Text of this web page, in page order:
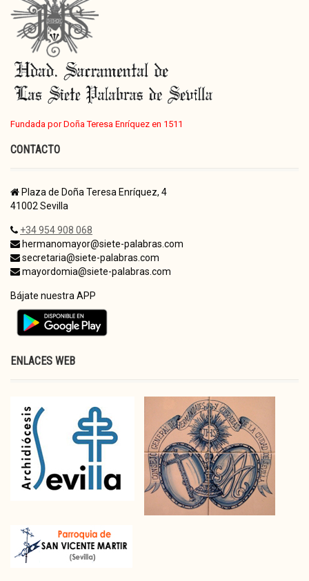
Fundada por Doña Teresa Enríquez en 1511
CONTACTO
Plaza de Doña Teresa Enríquez, 4
41002 Sevilla
+34 954 908 068
hermanomayor@siete-palabras.com
secretaria@siete-palabras.com
mayordomia@siete-palabras.com
Bájate nuestra APP
ENLACES WEB